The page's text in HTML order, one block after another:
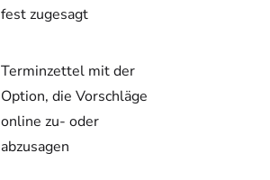
fest zugesagt
Terminzettel mit der
Option, die Vorschläge
online zu- oder
abzusagen